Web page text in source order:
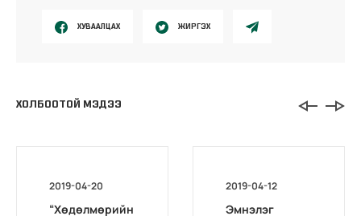
ХУВААЛЦАХ ЖИРГЭХ
ХОЛБООТОЙ МЭДЭЭ
2019-04-20
“Хөдөлмөрийн
2019-04-12
Эмнэлэг